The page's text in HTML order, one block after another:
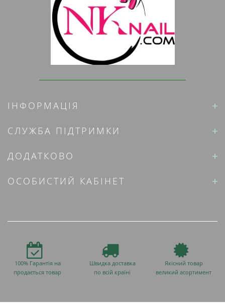
ІНФОРМАЦІЯ
СЛУЖБА ПІДТРИМКИ
ДОДАТКОВО
ОСОБИСТИЙ КАБІНЕТ
100% Гарантія на
продається товар
Швидка доставка
по всій країні
Якісний товар
великий асортимент